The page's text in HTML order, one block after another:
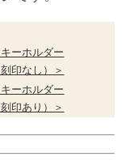
キーホルダー
刻印なし）＞
キーホルダー
刻印あり）＞